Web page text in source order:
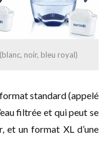
noir, bleu royal)
standard (appelé
filtrée et qui peut se
et un format XL d’une